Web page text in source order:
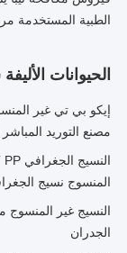
الطبية المستخدمة
الحيوانات
إيكو بي تي غير
مصنع التوريد
المنسوج نسيج
الجدران